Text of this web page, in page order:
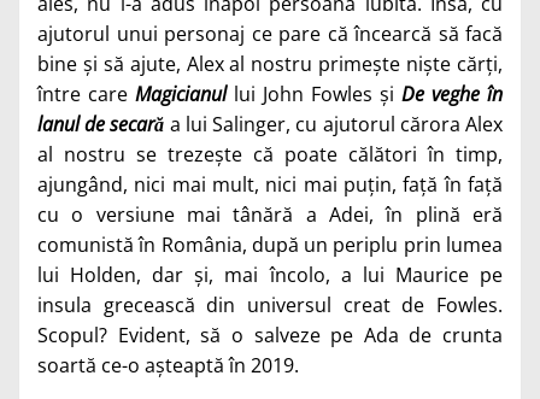
ajutorul unui personaj ce pare că încearcă să facă
bine și să ajute, Alex al nostru primește niște cărți,
între care Magicianul lui John Fowles și De veghe în
lanul de secară a lui Salinger, cu ajutorul cărora Alex
al nostru se trezește că poate călători în timp,
ajungând, nici mai mult, nici mai puțin, față în față
cu o versiune mai tânără a Adei, în plină eră
comunistă în România, după un periplu prin lumea
lui Holden, dar și, mai încolo, a lui Maurice pe
insula grecească din universul creat de Fowles.
Scopul? Evident, să o salveze pe Ada de crunta
soartă ce-o așteaptă în 2019.